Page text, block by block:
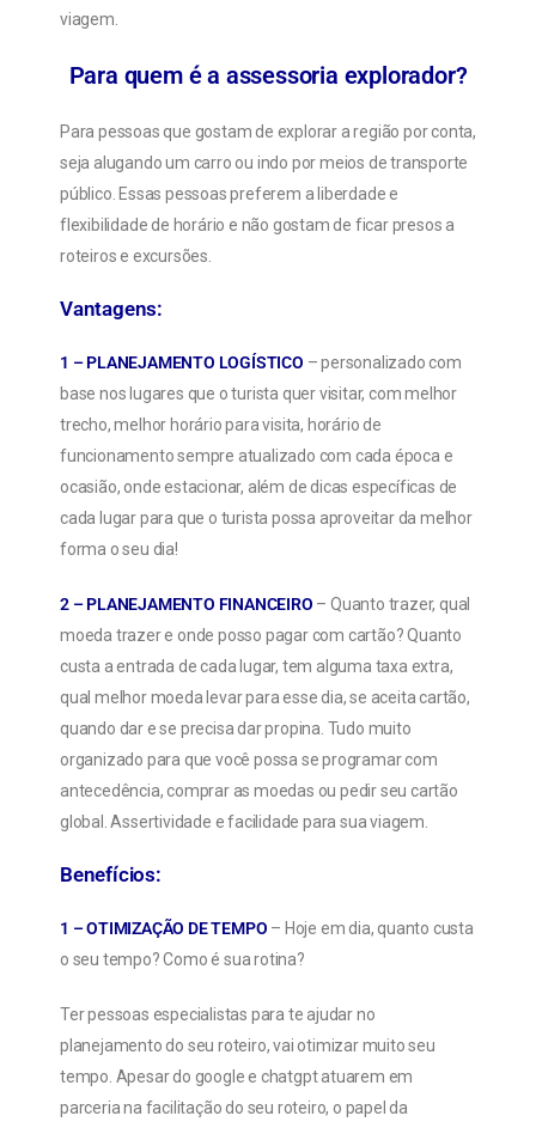
viagem.
Para quem é a assessoria explorador?
Para pessoas que gostam de explorar a região por conta,
seja alugando um carro ou indo por meios de transporte
público. Essas pessoas preferem a liberdade e
flexibilidade de horário e não gostam de ficar presos a
roteiros e excursões.
Vantagens:
1 – PLANEJAMENTO LOGÍSTICO – personalizado com
base nos lugares que o turista quer visitar, com melhor
trecho, melhor horário para visita, horário de
funcionamento sempre atualizado com cada época e
ocasião, onde estacionar, além de dicas específicas de
cada lugar para que o turista possa aproveitar da melhor
forma o seu dia!
2 – PLANEJAMENTO FINANCEIRO – Quanto trazer, qual
moeda trazer e onde posso pagar com cartão? Quanto
custa a entrada de cada lugar, tem alguma taxa extra,
qual melhor moeda levar para esse dia, se aceita cartão,
quando dar e se precisa dar propina. Tudo muito
organizado para que você possa se programar com
antecedência, comprar as moedas ou pedir seu cartão
global. Assertividade e facilidade para sua viagem.
Benefícios:
1 – OTIMIZAÇÃO DE TEMPO – Hoje em dia, quanto custa
o seu tempo? Como é sua rotina?
Ter pessoas especialistas para te ajudar no
planejamento do seu roteiro, vai otimizar muito seu
tempo. Apesar do google e chatgpt atuarem em
parceria na facilitação do seu roteiro, o papel da